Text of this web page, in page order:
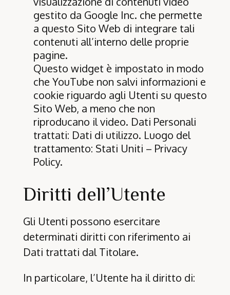
gestito da Google Inc. che permette
a questo Sito Web di integrare tali
contenuti all’interno delle proprie
pagine.
Questo widget è impostato in modo
che YouTube non salvi informazioni e
cookie riguardo agli Utenti su questo
Sito Web, a meno che non
riproducano il video. Dati Personali
trattati: Dati di utilizzo. Luogo del
trattamento: Stati Uniti – Privacy
Policy.
Diritti dell’Utente
Gli Utenti possono esercitare
determinati diritti con riferimento ai
Dati trattati dal Titolare.
In particolare, l’Utente ha il diritto di: